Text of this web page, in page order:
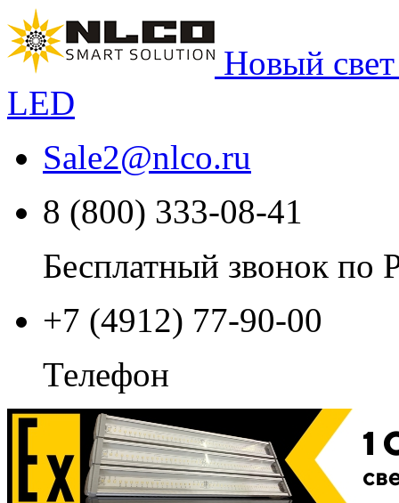
Новый
LED
Sale2@nlco.ru
8 (800) 333-08-41
Бесплатный звонок по
+7 (4912) 77-90-00
Телефон